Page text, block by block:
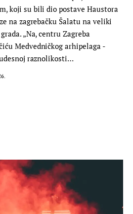
koji su bili dio postave Haustora
na zagrebačku Šalatu na veliki
„Na, centru Zagreba
Medvedničkog arhipelaga -
raznolikosti…